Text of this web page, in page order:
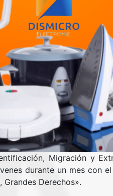
Migración y
durante un mes con
Grandes Derechos».